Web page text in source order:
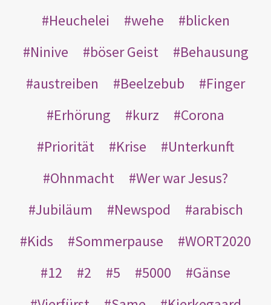
Heuchelei wehe
blicken
Ninive
böser Geist
Behausung
austreiben
Beelzebub
Finger
Erhörung
kurz
Corona
Priorität
Krise
Unterkunft
Ohnmacht
Wer war Jesus?
Jubiläum
Newspod
arabisch
Kids
Sommerpause
WORT2020
12
2 5 5000
Gänse